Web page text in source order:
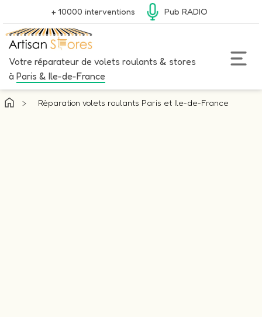
+ 10000 interventions Pub RADIO
Votre réparateur de volets roulants & stores
à Paris & Ile-de-France
> Réparation volets roulants Paris et Ile-de-France